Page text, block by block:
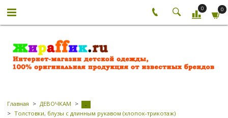
0 0
Главная ДЕВОЧКАМ
-
Толстовки, блузы с длинным рукавом (хлопок-трикотаж)